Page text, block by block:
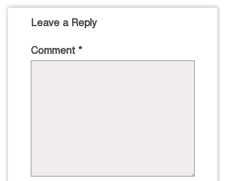
Leave a Reply
Comment *